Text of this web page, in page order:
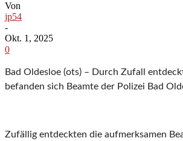
Von
jp54
-
Okt. 1, 2025
0
Bad Oldesloe (ots) – Durch Zufall
befanden sich Beamte der Polizei Bad
Zufällig entdeckten die aufmerksamen